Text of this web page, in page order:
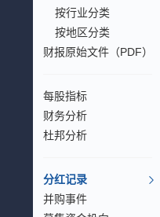
按行业分类
按地区分类
财报原始文件（PDF）
每股指标
财务分析
杜邦分析
分红记录
并购事件